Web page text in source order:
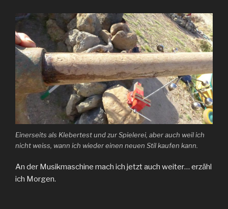
Einerseits als Klebertest und zur Spielerei, aber auch weil ich
nicht weiss, wann ich wieder einen neuen Stil kaufen kann.
An der Musikmaschine mach ich jetzt auch weiter… erzähl
ich Morgen.